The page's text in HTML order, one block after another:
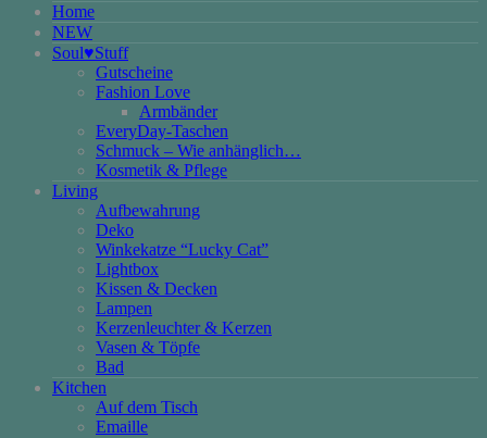
Home
NEW
Soul♥Stuff
Gutscheine
Fashion Love
Armbänder
EveryDay-Taschen
Schmuck – Wie anhänglich…
Kosmetik & Pflege
Living
Aufbewahrung
Deko
Winkekatze “Lucky Cat”
Lightbox
Kissen & Decken
Lampen
Kerzenleuchter & Kerzen
Vasen & Töpfe
Bad
Kitchen
Auf dem Tisch
Emaille